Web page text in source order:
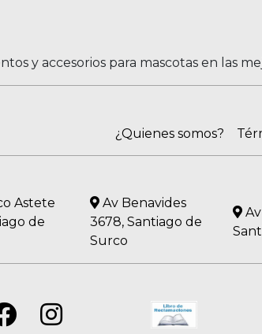
y accesorios para mascotas en las
¿Quienes somos?
Astete
de
Av Benavides
3678, Santiago de
Surco